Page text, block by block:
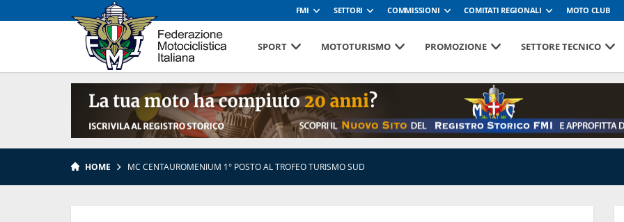
FMI SETTORI COMMISSIONI COMITATI REGIONALI MOTO CLUB
SPORT MOTOTURISMO PROMOZIONE SETTORE TECNICO
HOME MC CENTAUROMENIUM 1° POSTO AL TROFEO TURISMO SUD